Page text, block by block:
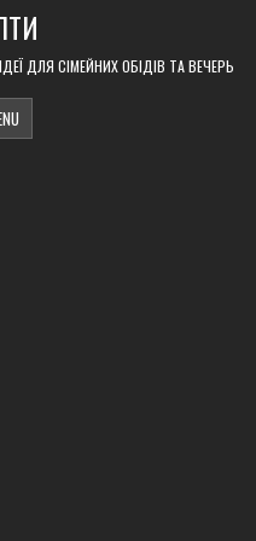
ДЛЯ СІМЕЙНИХ ОБІДІВ ТА ВЕЧЕРЬ